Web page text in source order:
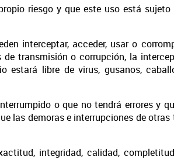
riesgo y que este uso está
interceptar, acceder, usar o
transmisión o corrupción, la
libre de virus, gusanos,
o que no tendrá errores y
las demoras e interrupciones de
integridad, calidad,